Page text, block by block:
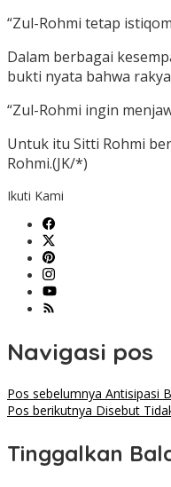
“Zul-Rohmi tetap
Dalam berbagai
bukti nyata bahwa
“Zul-Rohmi ingin
Untuk itu Sitti Rohmi
Rohmi.(JK/*)
Ikuti Kami
Navigasi pos
Pos sebelumnya Antisipasi
Pos berikutnya Disebut
Tinggalkan